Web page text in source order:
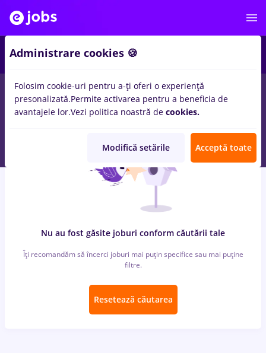
locuri de muncacu salarii alimentatie publica, Part time
Remote (de acasa)inConstructii / Instalatii, IT / Telecom
Nu au fost găsite joburi conform căutării tale
Îți recomandăm să încerci joburi mai puțin specifice sau mai puține
filtre.
Resetează căutarea
Administrare cookies 🍪
Folosim cookie-uri pentru a-ți oferi o experiență
presonalizată.Permite activarea pentru a beneficia de
avantajele lor.Vezi politica noastră de cookies.
Modifică setările Acceptă toate